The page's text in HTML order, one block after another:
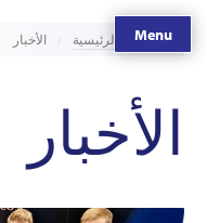
Menu
الصفحة الرئيسية الأخبار
الأخبار